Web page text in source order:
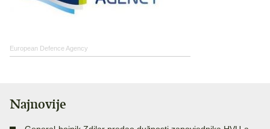
European Defence Agency
Najnovije